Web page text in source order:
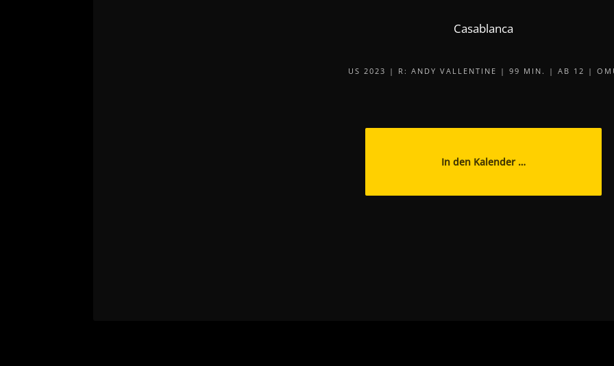
Casablanca
US 2023 | R: ANDY VALLENTINE | 99 MIN. | AB 12 |
In den Kalender …